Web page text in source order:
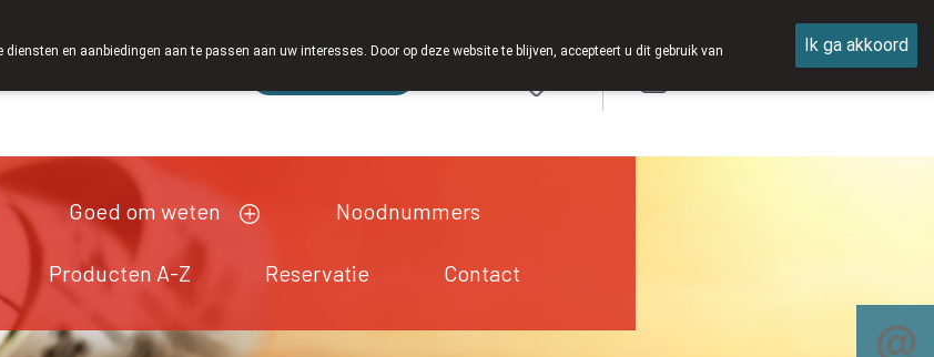
Goed om weten Noodnummers
Producten A-Z Reservatie Contact
en aanbiedingen aan te passen aan uw interesses. Door op deze website te blijven, accepteert u dit gebruik van
Ik ga akkoord